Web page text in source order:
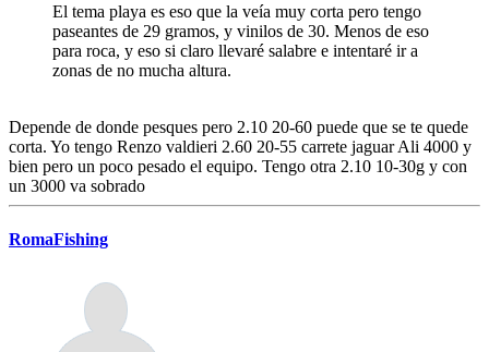
El tema playa es eso que la veía muy corta pero tengo
paseantes de 29 gramos, y vinilos de 30. Menos de eso
para roca, y eso si claro llevaré salabre e intentaré ir a
zonas de no mucha altura.
Depende de donde pesques pero 2.10 20-60 puede que se te quede
corta. Yo tengo Renzo valdieri 2.60 20-55 carrete jaguar Ali 4000 y
bien pero un poco pesado el equipo. Tengo otra 2.10 10-30g y con
un 3000 va sobrado
RomaFishing